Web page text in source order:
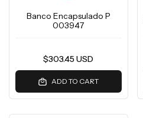
Banco Encapsulado P
003947
$303.45 USD
ADD TO CART